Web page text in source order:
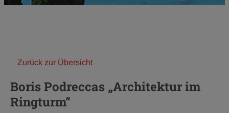
Zurück zur Übersicht
Boris Podreccas „Architektur im
Ringturm“